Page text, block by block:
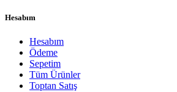
Hesabım
Hesabım
Ödeme
Sepetim
Tüm Ürünler
Toptan Satış